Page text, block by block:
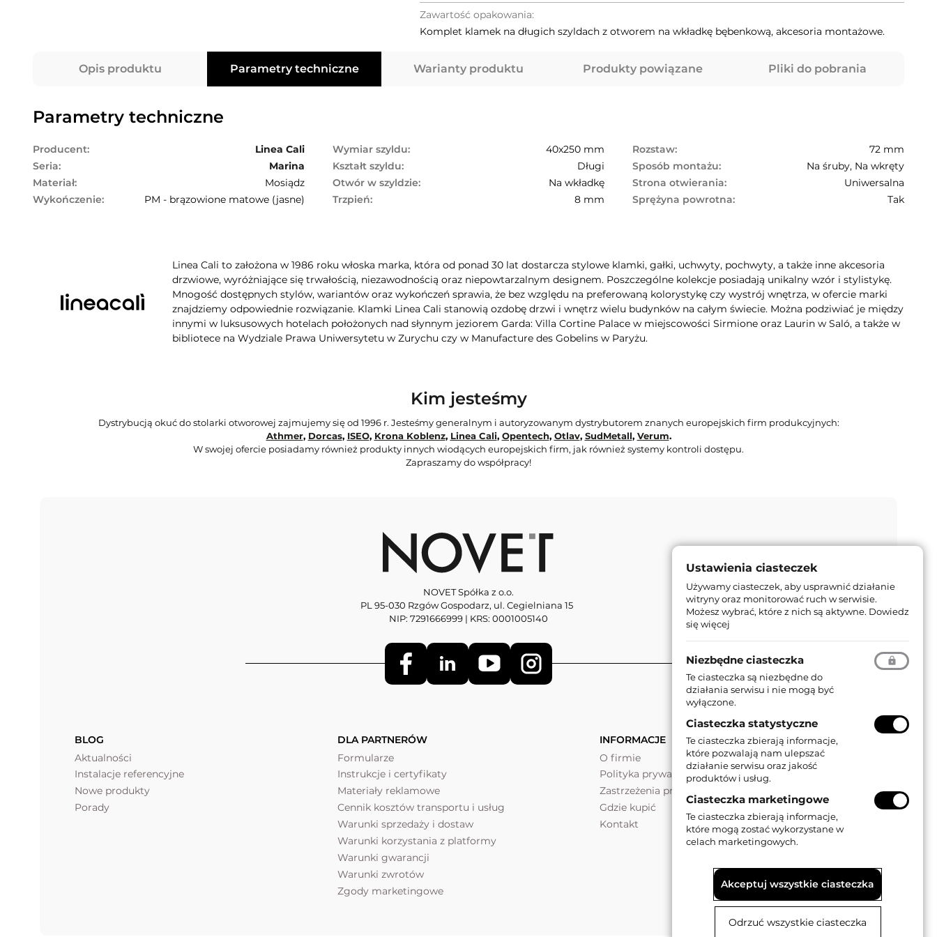
Zawartość opakowania:
Komplet klamek na długich szyldach z otworem na wkładkę bębenkową, akcesoria montażowe.
Opis produktu Parametry techniczne Warianty produktu Produkty powiązane Pliki do pobrania
Parametry techniczne
Producent:
Linea Cali
Seria:
Marina
Materiał:
Mosiądz
Wykończenie:
PM - brązowione matowe (jasne)
Wymiar szyldu:
40x250 mm
Kształt szyldu:
Długi
Otwór w szyldzie:
Na wkładkę
Trzpień:
8 mm
Rozstaw:
72 mm
Sposób montażu:
Na śruby, Na wkręty
Strona otwierania:
Uniwersalna
Sprężyna powrotna:
Tak
Linea Cali to założona w 1986 roku włoska marka, która od ponad 30 lat dostarcza stylowe klamki, gałki, uchwyty, pochwyty, a także inne akcesoria
drzwiowe, wyróżniające się trwałością, niezawodnością oraz niepowtarzalnym designem. Poszczególne kolekcje posiadają unikalny wzór i stylistykę.
Mnogość dostępnych stylów, wariantów oraz wykończeń sprawia, że bez względu na preferowaną kolorystykę czy wystrój wnętrza, w ofercie marki
znajdziemy odpowiednie rozwiązanie. Klamki Linea Cali stanowią ozdobę drzwi i wnętrz wielu budynków na całym świecie. Można podziwiać je między
innymi w luksusowych hotelach położonych nad słynnym jeziorem Garda: Villa Cortine Palace w miejscowości Sirmione oraz Laurin w Saló, a także w
bibliotece na Wydziale Prawa Uniwersytetu w Zurychu czy w Manufacture des Gobelins w Paryżu.
Kim jesteśmy
Dystrybucją okuć do stolarki otworowej zajmujemy się od 1996 r. Jesteśmy generalnym i autoryzowanym dystrybutorem znanych europejskich firm produkcyjnych:
Athmer, Dorcas, ISEO, Krona Koblenz, Linea Cali, Opentech, Otlav, SudMetall, Verum.
W swojej ofercie posiadamy również produkty innych wiodących europejskich firm, jak również systemy kontroli dostępu.
Zapraszamy do współpracy!
NOVET Spółka z o.o.
PL 95-030 Rzgów Gospodarz, ul. Cegielniana 15
NIP: 7291666999 | KRS: 0001005140
BLOG
Aktualności
Instalacje referencyjne
Nowe produkty
Porady
DLA PARTNERÓW
Formularze
Instrukcje i certyfikaty
Materiały reklamowe
Cennik kosztów transportu i usług
Warunki sprzedaży i dostaw
Warunki korzystania z platformy
Warunki gwarancji
Warunki zwrotów
Zgody marketingowe
INFORMACJE
O firmie
Polityka prywatności
Zastrzeżenia prawne
Gdzie kupić
Kontakt
Ustawienia ciasteczek
Używamy ciasteczek, aby usprawnić działanie
witryny oraz monitorować ruch w serwisie.
Możesz wybrać, które z nich są aktywne. Dowiedz
się więcej
Niezbędne ciasteczka
Te ciasteczka są niezbędne do
działania serwisu i nie mogą być
wyłączone.
Ciasteczka statystyczne
Te ciasteczka zbierają informacje,
które pozwalają nam ulepszać
działanie serwisu oraz jakość
produktów i usług.
Ciasteczka marketingowe
Te ciasteczka zbierają informacje,
które mogą zostać wykorzystane w
celach marketingowych.
Akceptuj wszystkie ciasteczka
Odrzuć wszystkie ciasteczka